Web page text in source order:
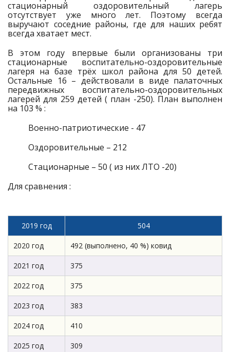
стационарный оздоровительный лагерь
отсутствует уже много лет. Поэтому всегда
выручают соседние районы, где для наших ребят
всегда хватает мест.
В этом году впервые были организованы три
стационарные воспитательно-оздоровительные
лагеря на базе трёх школ района для 50 детей.
Остальные 16 – действовали в виде палаточных
передвижных воспитательно-оздоровительных
лагерей для 259 детей ( план -250). План выполнен
на 103 % :
Военно-патриотические - 47
Оздоровительные – 212
Стационарные – 50 ( из них ЛТО -20)
Для сравнения :
2019 год 504
2020 год 492 (выполнено, 40 %) ковид
2021 год 375
2022 год 375
2023 год 383
2024 год 410
2025 год 309